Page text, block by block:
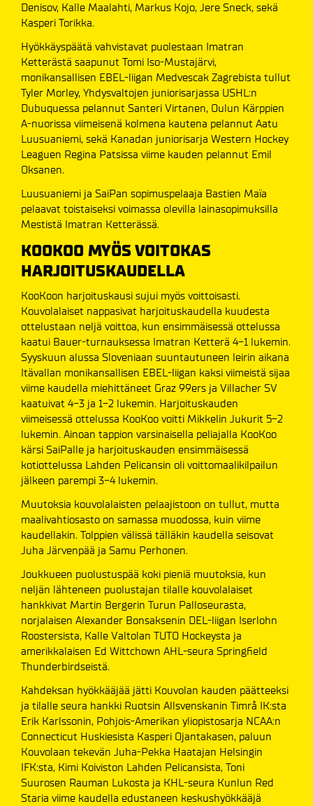
Denisov, Kalle Maalahti, Markus Kojo, Jere Sneck, sekä
Kasperi Torikka.
Hyökkäyspäätä vahvistavat puolestaan Imatran
Ketterästä saapunut Tomi Iso-Mustajärvi,
monikansallisen EBEL-liigan Medvescak Zagrebista tullut
Tyler Morley, Yhdysvaltojen juniorisarjassa USHL:n
Dubuquessa pelannut Santeri Virtanen, Oulun Kärppien
A-nuorissa viimeisenä kolmena kautena pelannut Aatu
Luusuaniemi, sekä Kanadan juniorisarja Western Hockey
Leaguen Regina Patsissa viime kauden pelannut Emil
Oksanen.
Luusuaniemi ja SaiPan sopimuspelaaja Bastien Maïa
pelaavat toistaiseksi voimassa olevilla lainasopimuksilla
Mestistä Imatran Ketterässä.
KOOKOO MYÖS VOITOKAS
HARJOITUSKAUDELLA
KooKoon harjoituskausi sujui myös voittoisasti.
Kouvolalaiset nappasivat harjoituskaudella kuudesta
ottelustaan neljä voittoa, kun ensimmäisessä ottelussa
kaatui Bauer-turnauksessa Imatran Ketterä 4-1 lukemin.
Syyskuun alussa Sloveniaan suuntautuneen leirin aikana
Itävallan monikansallisen EBEL-liigan kaksi viimeistä sijaa
viime kaudella miehittäneet Graz 99ers ja Villacher SV
kaatuivat 4-3 ja 1-2 lukemin. Harjoituskauden
viimeisessä ottelussa KooKoo voitti Mikkelin Jukurit 5-2
lukemin. Ainoan tappion varsinaisella peliajalla KooKoo
kärsi SaiPalle ja harjoituskauden ensimmäisessä
kotiottelussa Lahden Pelicansin oli voittomaalikilpailun
jälkeen parempi 3-4 lukemin.
Muutoksia kouvolalaisten pelaajistoon on tullut, mutta
maalivahtiosasto on samassa muodossa, kuin viime
kaudellakin. Tolppien välissä tälläkin kaudella seisovat
Juha Järvenpää ja Samu Perhonen.
Joukkueen puolustuspää koki pieniä muutoksia, kun
neljän lähteneen puolustajan tilalle kouvolalaiset
hankkivat Martin Bergerin Turun Palloseurasta,
norjalaisen Alexander Bonsaksenin DEL-liigan Iserlohn
Roostersista, Kalle Valtolan TUTO Hockeysta ja
amerikkalaisen Ed Wittchown AHL-seura Springfield
Thunderbirdseistä.
Kahdeksan hyökkääjää jätti Kouvolan kauden päätteeksi
ja tilalle seura hankki Ruotsin Allsvenskanin Timrå IK:sta
Erik Karlssonin, Pohjois-Amerikan yliopistosarja NCAA:n
Connecticut Huskiesista Kasperi Ojantakasen, paluun
Kouvolaan tekevän Juha-Pekka Haatajan Helsingin
IFK:sta, Kimi Koiviston Lahden Pelicansista, Toni
Suurosen Rauman Lukosta ja KHL-seura Kunlun Red
Staria viime kaudella edustaneen keskushyökkääjä